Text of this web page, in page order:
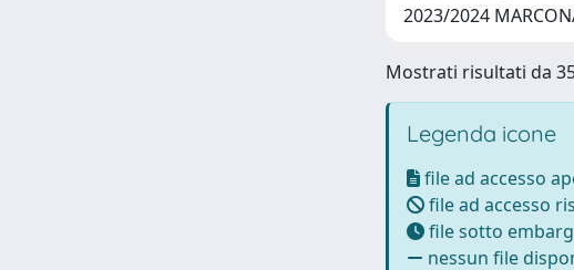
2023/2024
Mostrati risultati da
Legenda icone
file ad accesso
file ad accesso
file sotto
nessun file